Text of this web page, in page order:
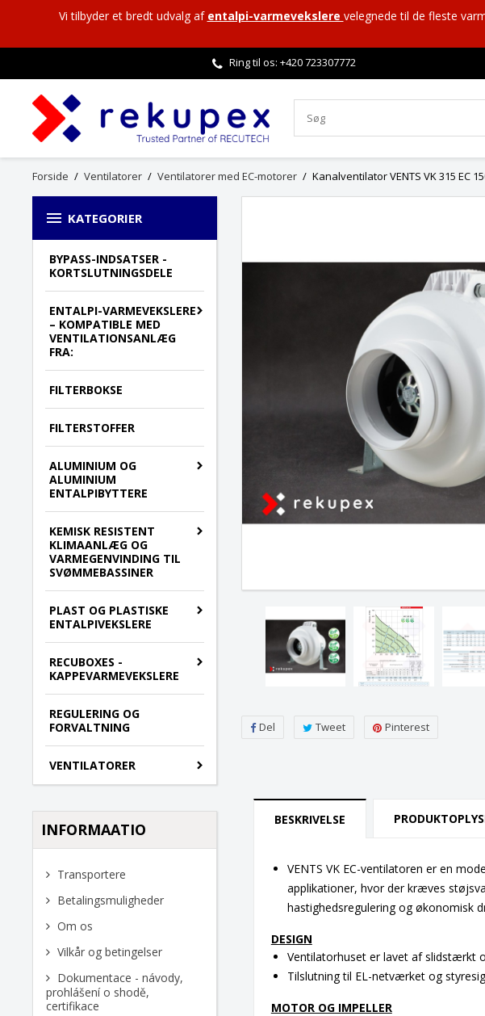
Vi tilbyder et bredt udvalg af entalpi-varmevekslere velegnede til de fleste
Ring til os: +420723307772
Forside Ventilatorer Ventilatorer med EC-motorer Kanalventilator VENTS VK 315 EC
 KATEGORIER
BYPASS-INDSATSER -
KORTSLUTNINGSDELE
ENTALPI-VARMEVEKSLERE
– KOMPATIBLE MED
VENTILATIONSANLÆG
FRA:
FILTERBOKSE
FILTERSTOFFER
ALUMINIUM OG
ALUMINIUM
ENTALPIBYTTERE
KEMISK RESISTENT
KLIMAANLÆG OG
VARMEGENVINDING TIL
SVØMMEBASSINER
PLAST OG PLASTISKE
ENTALPIVEKSLERE
RECUBOXES -
KAPPEVARMEVEKSLERE
REGULERING OG
FORVALTNING
VENTILATORER
INFORMAATIO
Transportere
Betalingsmuligheder
Om os
Vilkår og betingelser
Dokumentace - návody,
prohlášení o shodě,
certifikace
Del Tweet Pinterest
BESKRIVELSE
VENTS VK EC-ventilatoren er en
applikationer, hvor der kræves
hastighedsregulering og økonomisk
DESIGN
Ventilatorhuset er lavet af slidstærkt
Tilslutning til EL-netværket og
MOTOR OG IMPELLER